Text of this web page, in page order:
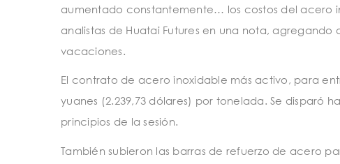
aumentado constantemente… los costos del acero
analistas de Huatai Futures en una nota,
vacaciones.
El contrato de acero inoxidable más activo, para
yuanes (2.239,73 dólares) por tonelada. Se disparó
principios de la sesión.
También subieron las barras de refuerzo de acero